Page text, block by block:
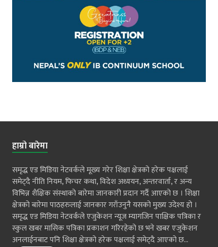
हाम्रो बारेमा
समृद्ध एड मिडिया नेटवर्कले मूख्य गरेर शिक्षा क्षेत्रको हरेक पक्षलाई
समेट्दै नीति नियम, फिचर कथा, विदेश अध्ययन, अन्तरवार्ता, र अन्य
विभिन्न शैक्षिक संस्थाको बारेमा जानकारी प्रदान गर्दै आएको छ । शिक्षा
क्षेत्रको बारेमा पाठहरुलाई जानकार गराँउनुनै यसको मुख्य उदेश्य हो ।
समृद्ध एड मिडिया नेटवर्कले एजुकेशन न्यूज म्यागजिन पाक्षिक पत्रिका र
स्कुल खबर मासिक पत्रिका प्रकाशन गरिरहेको छ भने खबर एजुकेशन
अनलाईनबाट पनि शिक्षा क्षेत्रको हरेक पक्षलाई समेट्दै आएको छ...